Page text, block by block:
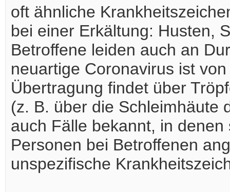
oft ähnliche
bei einer Erkältung: Husten,
Betroffene leiden auch an
neuartige Coronavirus ist
Übertragung findet über
(z. B. über die Schleimhäute
auch Fälle bekannt, in denen
Personen bei Betroffenen
unspezifische